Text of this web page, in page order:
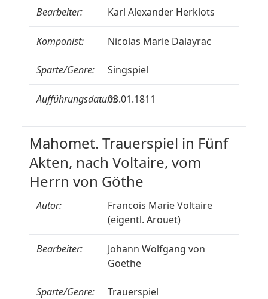
Bearbeiter: Karl Alexander Herklots
Komponist: Nicolas Marie Dalayrac
Sparte/Genre: Singspiel
Aufführungsdatum:03.01.1811
Mahomet. Trauerspiel in Fünf
Akten, nach Voltaire, vom
Herrn von Göthe
Autor:
Francois Marie Voltaire
(eigentl. Arouet)
Bearbeiter:
Johann Wolfgang von
Goethe
Sparte/Genre: Trauerspiel